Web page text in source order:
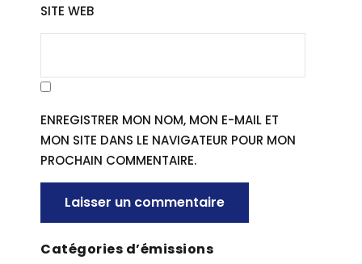
SITE WEB
ENREGISTRER MON NOM, MON E-MAIL ET
MON SITE DANS LE NAVIGATEUR POUR MON
PROCHAIN COMMENTAIRE.
A
Catégories d’émissions